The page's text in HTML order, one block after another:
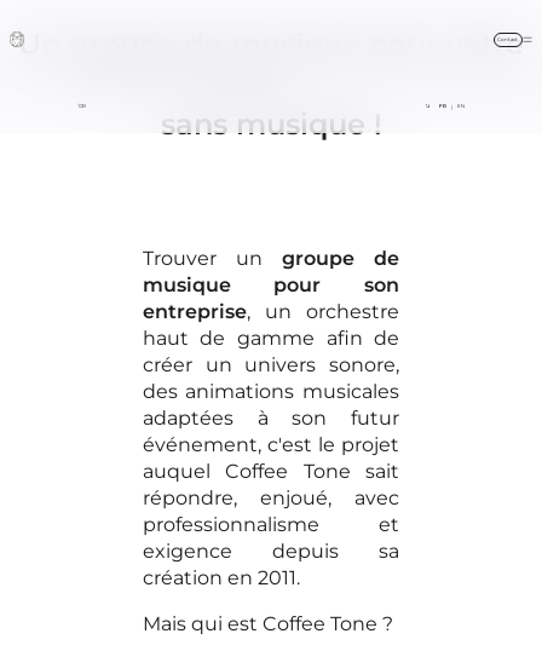
Contact
ACCUEIL / ORCHESTRE FAQBLOG FR | EN
Un groupe de musique pour votre
sans musique !
Trouver ungroupe de
musique pour son
entreprise, un orchestre
haut de gamme afin de
créer un univers sonore,
des animations musicales
adaptées à son futur
événement, c'est le projet
auquel Coffee Tone sait
répondre, enjoué, avec
professionnalisme et
exigence depuis sa
création en 2011.
Mais qui est Coffee Tone ?
+33 (0)6 16 21
formulaire en ligne